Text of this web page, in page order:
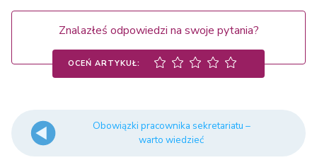
Znalazłeś odpowiedzi na swoje pytania?
OCEŃ ARTYKUŁ:
Obowiązki pracownika sekretariatu –
warto wiedzieć